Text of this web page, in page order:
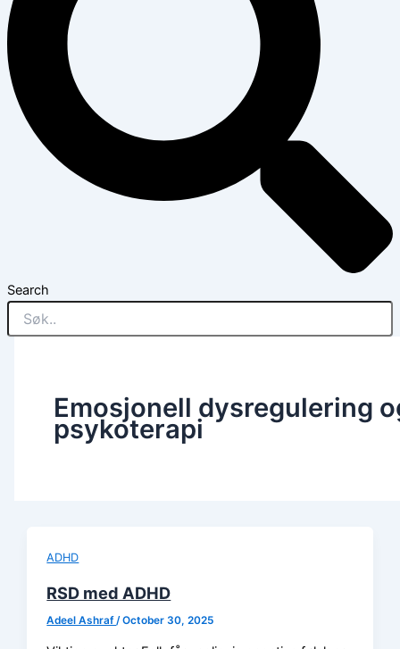
Search
Emosjonell dysregulering
psykoterapi
ADHD
RSD med ADHD
Adeel Ashraf /October 30, 2025